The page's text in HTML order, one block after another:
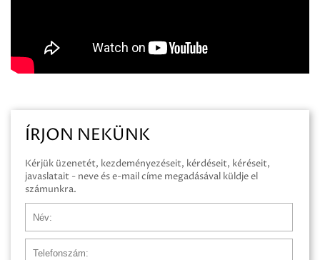
ÍRJON NEKÜNK
Kérjük üzenetét, kezdeményezéseit, kérdéseit, kéréseit,
javaslatait - neve és e-mail címe megadásával küldje el
számunkra.